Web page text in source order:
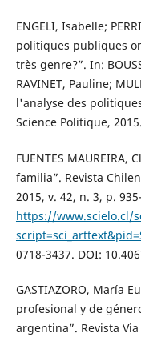
ENGELI, Isabelle;
politiques publiques
très genre?”. In:
RAVINET, Pauline;
l'analyse des
Science Politique,
FUENTES
familia”. Revista
2015, v. 42, n. 3, p.
https://www.scielo.cl/
0718-3437. DOI:
GASTIAZORO, María
profesional y de
argentina”. Revista